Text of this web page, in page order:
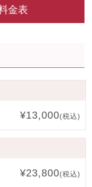
金表
¥13,000(税込)
¥23,800(税込)